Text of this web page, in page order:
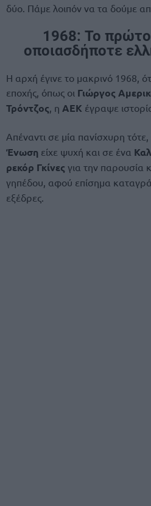
δύο. Πάμε λοιπόν να τα δούμε
1968: Το
οποιασδήποτε
Η αρχή έγινε το μακρινό 1968,
εποχής, όπως οι Γιώργος
Τρόντζος , η ΑΕΚ έγραψε
Απέναντι σε μία πανίσχυρη τότε,
Ένωση είχε ψυχή και σε ένα
ρεκόρ Γκίνες για την παρουσία
γηπέδου, αφού επίσημα
εξέδρες.